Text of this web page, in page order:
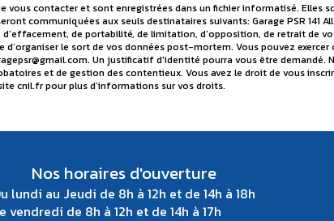
vous contacter et sont enregistrées dans un fichier informatisé. Elles
communiquées aux seuls destinataires suivants: Garage PSR 141
d’effacement, de portabilité, de limitation, d’opposition, de retrait
le sort de vos données post-mortem. Vous pouvez exercer
Un justificatif d'identité pourra vous être demandé.
et de gestion des contentieux. Vous avez le droit de vous
cnil.fr pour plus d’informations sur vos droits.
Nos horaires d'ouverture
lundi au Jeudi de 8h à 12h et de 14h à 18h
vendredi de 8h à 12h et de 14h à 17h